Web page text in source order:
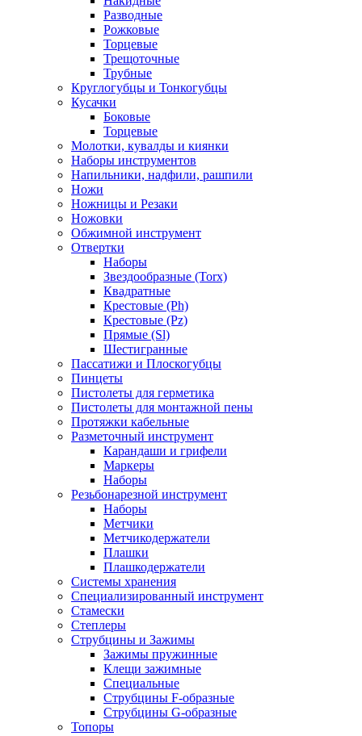
Разводные
Рожковые
Торцевые
Трещоточные
Трубные
Круглогубцы и Тонкогубцы
Кусачки
Боковые
Торцевые
Молотки, кувалды и киянки
Наборы инструментов
Напильники, надфили, рашпили
Ножи
Ножницы и Резаки
Ножовки
Обжимной инструмент
Отвертки
Наборы
Звездообразные (Torx)
Квадратные
Крестовые (Ph)
Крестовые (Pz)
Прямые (Sl)
Шестигранные
Пассатижи и Плоскогубцы
Пинцеты
Пистолеты для герметика
Пистолеты для монтажной пены
Протяжки кабельные
Разметочный инструмент
Карандаши и грифели
Маркеры
Наборы
Резьбонарезной инструмент
Наборы
Метчики
Метчикодержатели
Плашки
Плашкодержатели
Системы хранения
Специализированный инструмент
Стамески
Степлеры
Струбцины и Зажимы
Зажимы пружинные
Клещи зажимные
Специальные
Струбцины F-образные
Струбцины G-образные
Топоры